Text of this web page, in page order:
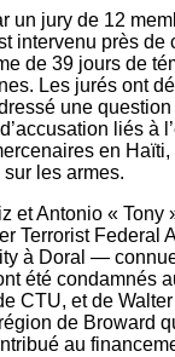
un jury de 12
intervenu près de
de 39 jours de
Les jurés ont
une
liés à
en
les armes.
et Antonio « Tony
Terrorist Federal
à Doral —
été condamnés
CTU, et de
de Broward
au